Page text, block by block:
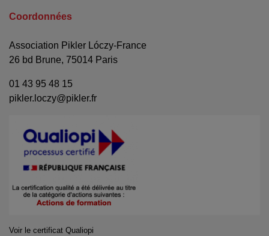
Coordonnées
Association Pikler Lóczy-France
26 bd Brune, 75014 Paris
01 43 95 48 15
pikler.loczy@pikler.fr
Voir le certificat Qualiopi